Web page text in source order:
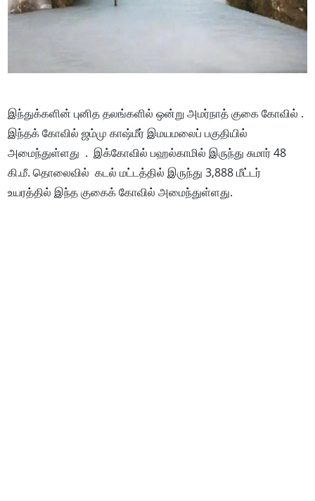
இந்துக்களின் புனித தலங்களில் ஒன்று அமர்நாத் குகை கோவில் .
இந்தக் கோவில் ஜம்மு காஷ்மீர் இமயமலைப் பகுதியில்
அமைந்துள்ளது . இக்கோவில் பஹல்காமில் இருந்து சுமார் 48
கி.மீ. தொலைவில் கடல் மட்டத்தில் இருந்து 3,888 மீட்டர்
உயரத்தில் இந்த குகைக் கோவில் அமைந்துள்ளது.